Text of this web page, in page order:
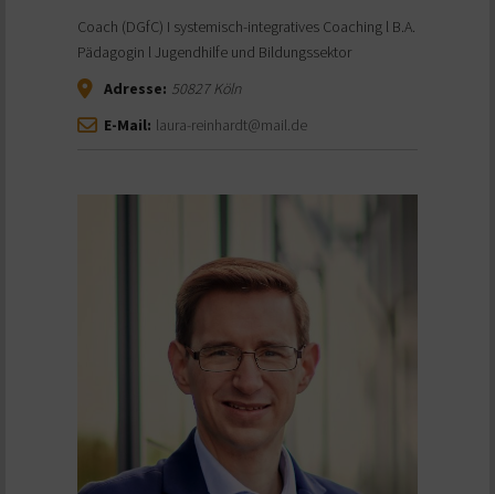
Coach (DGfC) I systemisch-integratives Coaching l B.A.
Pädagogin l Jugendhilfe und Bildungssektor
Adresse: 50827Köln
E-Mail: laura-reinhardt@mail.de